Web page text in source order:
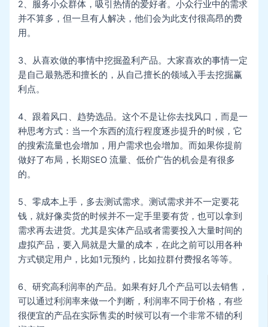
2、服务小众群体，吸引热情的爱好者。小众行业中的需求
并不算多，但一旦有人解决，他们会为此支付很高昂的费
用。
3、从喜欢做的事情中挖掘盈利产品。大家喜欢的事情一定
是自己最熟悉和擅长的，从自己擅长的领域入手去挖掘赢
利点。
4、跟着风口、趋势选品。这个不是让你去找风口，而是一
种思考方式：当一个东西的流行程度逐步提升的时候，它
的搜索流量也会增加，用户需求也会增加。而如果你提前
做好了布局，长期SEO 流量、低价广告的机会是有很多
的。
5、零成本上手，多去测试需求。测试需求并不一定要花
钱，就好像卖货的时候并不一定手里要有货，也可以拿到
需求再去进货。尤其是实体产品或者需要投入大量时间的
虚拟产品，要入局就是大量的成本，在此之前可以用各种
方式锁定用户，比如1元预约，比如拉群付费报名等等。
6、研究高利润率的产品。如果有好几个产品可以去销售，
可以通过利润率来做一个判断，利润率不同于价格，有些
很便宜的产品在实际售卖的时候可以有一个非常不错的利